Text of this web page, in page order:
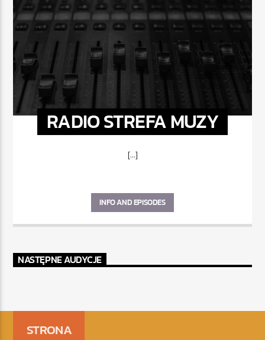
RADIO STREFA MUZY
[...]
INFO AND EPISODES
NASTĘPNE AUDYCJE
STRONA